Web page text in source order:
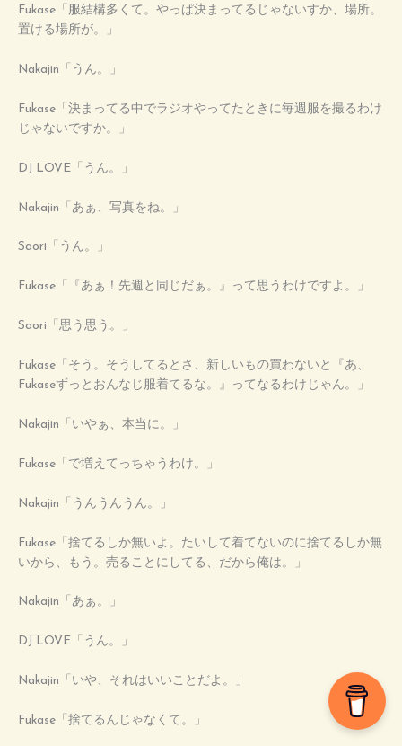
Fukase「服結構多くて。やっぱ決まってるじゃないすか、場所。
置ける場所が。」
Nakajin「うん。」
Fukase「決まってる中でラジオやってたときに毎週服を撮るわけ
じゃないですか。」
DJ LOVE「うん。」
Nakajin「あぁ、写真をね。」
Saori「うん。」
Fukase「『あぁ！先週と同じだぁ。』って思うわけですよ。」
Saori「思う思う。」
Fukase「そう。そうしてるとさ、新しいもの買わないと『あ、
Fukaseずっとおんなじ服着てるな。』ってなるわけじゃん。」
Nakajin「いやぁ、本当に。」
Fukase「で増えてっちゃうわけ。」
Nakajin「うんうんうん。」
Fukase「捨てるしか無いよ。たいして着てないのに捨てるしか無
いから、もう。売ることにしてる、だから俺は。」
Nakajin「あぁ。」
DJ LOVE「うん。」
Nakajin「いや、それはいいことだよ。」
Fukase「捨てるんじゃなくて。」